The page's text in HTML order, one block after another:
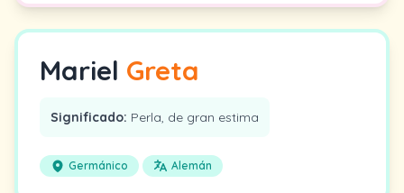
Mariel Greta
Significado: Perla, de gran estima
Germánico Alemán